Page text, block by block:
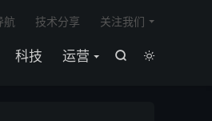


科技 运营
航 技术分享 关注我们